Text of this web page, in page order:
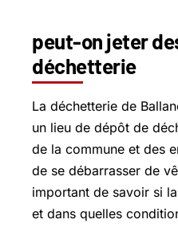
peut-on jeter
déchetterie
La déchetterie de
un lieu de dépôt de
de la commune et des
de se débarrasser de
important de savoir si
et dans quelles